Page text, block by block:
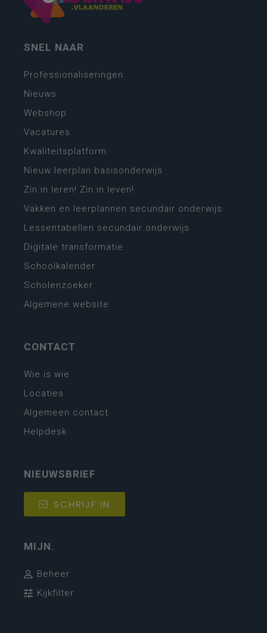
SNEL NAAR
Professionaliseringen
Nieuws
Webshop
Vacatures
Kwaliteitsplatform
Nieuw leerplan basisonderwijs
Zin in leren! Zin in leven!
Vakken en leerplannen secundair onderwijs
Lessentabellen secundair onderwijs
Digitale transformatie
Schoolkalender
Scholenzoeker
Algemene website
CONTACT
Wie is wie
Locaties
Algemeen contact
Helpdesk
NIEUWSBRIEF
SCHRIJF IN
MIJN.
Beheer
Kijkfilter